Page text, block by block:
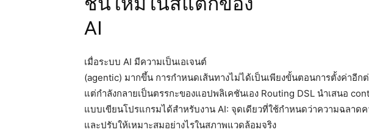
AI
เมื่อระบบ AI มีความเป็นเอเจนต์
(agentic) มากขึ้น การกำหนดเส้นทางไม่ได้เป็นเพียงขั้นตอนการตั้งค่าอีก
แต่กำลังกลายเป็นตรรกะของแอปพลิเคชันเอง Routing DSL นำเสนอ
แบบเขียนโปรแกรมได้สำหรับงาน AI: จุดเดียวที่ใช้กำหนดว่าความฉลาด
และปรับให้เหมาะสมอย่างไรในสภาพแวดล้อมจริง